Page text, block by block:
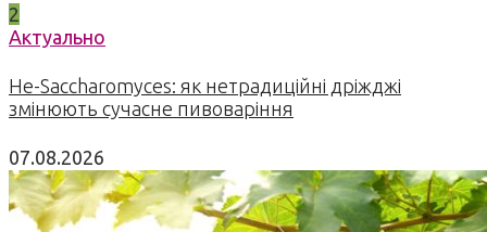
2
Актуально
Не-Saccharomyces: як нетрадиційні дріжджі
змінюють сучасне пивоваріння
07.08.2026